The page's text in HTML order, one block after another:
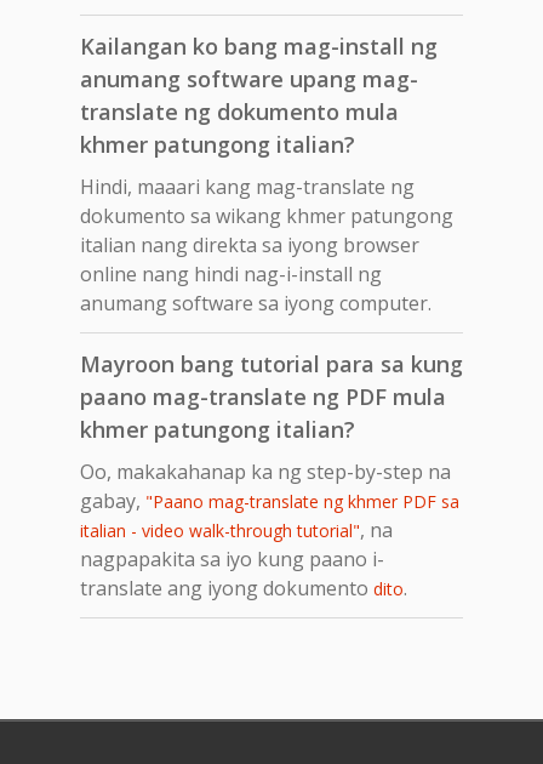
Kailangan ko bang mag-install ng
anumang software upang mag-
translate ng dokumento mula
khmer patungong italian?
Hindi, maaari kang mag-translate ng
dokumento sa wikang khmer patungong
italian nang direkta sa iyong browser
online nang hindi nag-i-install ng
anumang software sa iyong computer.
Mayroon bang tutorial para sa kung
paano mag-translate ng PDF mula
khmer patungong italian?
Oo, makakahanap ka ng step-by-step na
gabay, "Paano mag-translate ng khmer PDF sa
italian - video walk-through tutorial", na
nagpapakita sa iyo kung paano i-
translate ang iyong dokumento dito.